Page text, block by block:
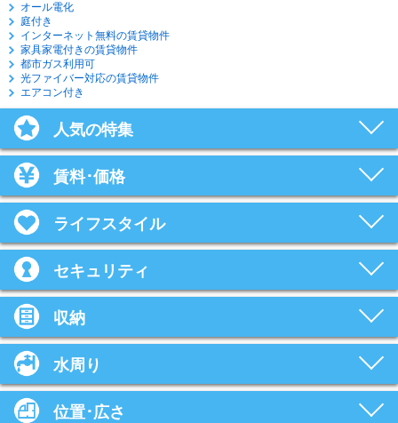
オール電化
庭付き
インターネット無料の賃貸物件
家具家電付きの賃貸物件
都市ガス利用可
光ファイバー対応の賃貸物件
エアコン付き
人気の特集
賃料･価格
ライフスタイル
セキュリティ
収納
水周り
位置･広さ